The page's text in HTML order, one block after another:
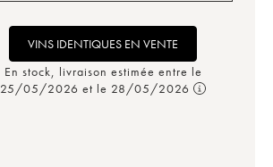
VINS IDENTIQUES EN VENTE
En stock, livraison estimée entre le
25/05/2026 et le 28/05/2026